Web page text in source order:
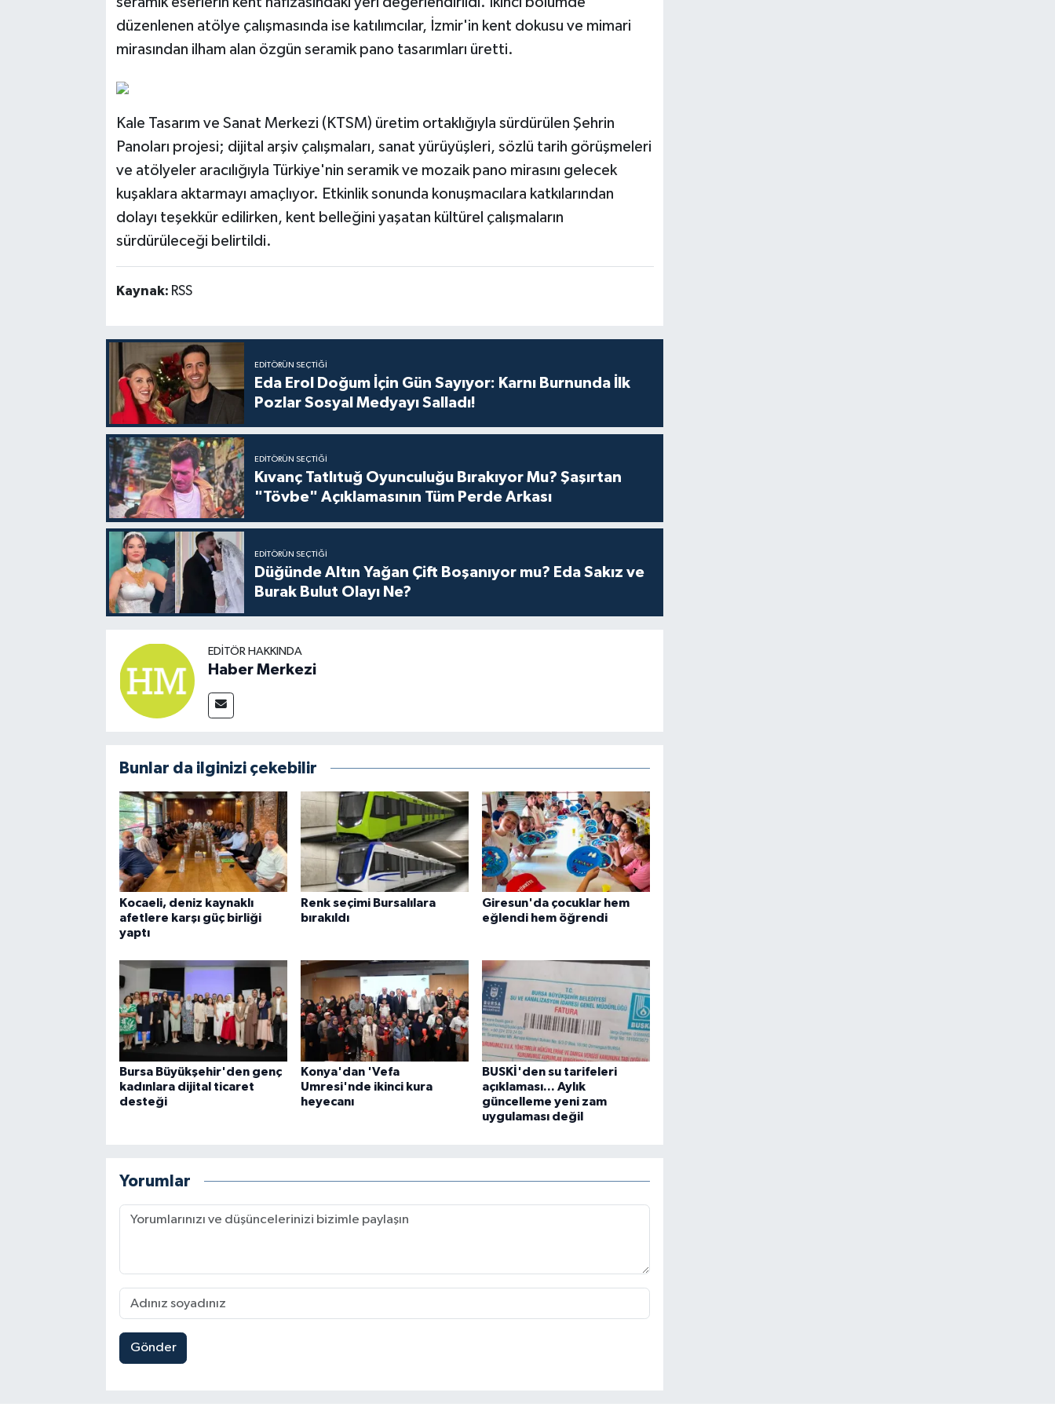
düzenlenen atölye çalışmasında ise katılımcılar, İzmir'in kent dokusu ve mimari
mirasından ilham alan özgün seramik pano tasarımları üretti.
Kale Tasarım ve Sanat Merkezi (KTSM) üretim ortaklığıyla sürdürülen Şehrin
Panoları projesi; dijital arşiv çalışmaları, sanat yürüyüşleri, sözlü tarih görüşmeleri
ve atölyeler aracılığıyla Türkiye'nin seramik ve mozaik pano mirasını gelecek
kuşaklara aktarmayı amaçlıyor. Etkinlik sonunda konuşmacılara katkılarından
dolayı teşekkür edilirken, kent belleğini yaşatan kültürel çalışmaların
sürdürüleceği belirtildi.
Kaynak: RSS
EDITÖRÜN SEÇTIĞI
Eda Erol Doğum İçin Gün Sayıyor: Karnı Burnunda İlk
Pozlar Sosyal Medyayı Salladı!
EDITÖRÜN SEÇTIĞI
Kıvanç Tatlıtuğ Oyunculuğu Bırakıyor Mu? Şaşırtan
"Tövbe" Açıklamasının Tüm Perde Arkası
EDITÖRÜN SEÇTIĞI
Düğünde Altın Yağan Çift Boşanıyor mu? Eda Sakız ve
Burak Bulut Olayı Ne?
EDITÖR HAKKINDA
Haber Merkezi
Bunlar da ilginizi çekebilir
Kocaeli, deniz kaynaklı
afetlere karşı güç birliği
yaptı
Renk seçimi Bursalılara
bırakıldı
Giresun'da çocuklar hem
eğlendi hem öğrendi
Bursa Büyükşehir'den genç
kadınlara dijital ticaret
desteği
Konya'dan 'Vefa
Umresi'nde ikinci kura
heyecanı
BUSKİ'den su tarifeleri
açıklaması... Aylık
güncelleme yeni zam
uygulaması değil
Yorumlar
Gönder